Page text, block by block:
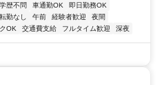
学歴不問 車通勤OK
即日勤務OK
転勤なし 午前 経験者歓迎
夜間
OK 交通費支給 フルタイム歓迎 深夜